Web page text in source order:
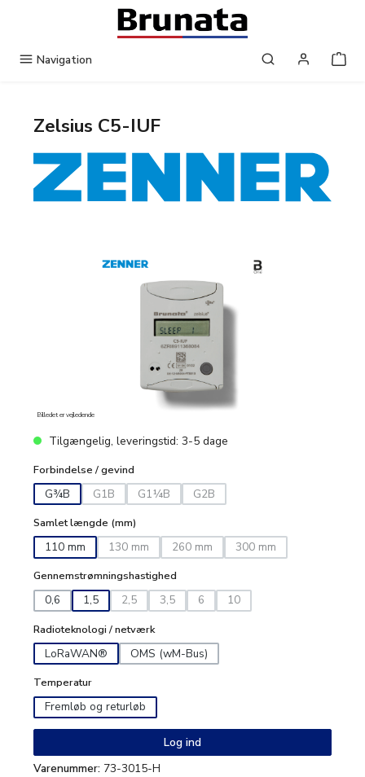
Navigation
Zelsius C5-IUF
Billedet er vejledende
Tilgængelig, leveringstid: 3-5 dage
Forbindelse / gevind
G¾B G1B(Denne mulighed er i øjeblikket ikke tilgængelig.)
G1¼B(Denne mulighed er i øjeblikket ikke
G2B(Denne mulighed er i øjeblikket
Samlet længde (mm)
110 mm 130 mm(Denne mulighed er i øjeblikket ikke tilgængelig.)
260 mm(Denne mulighed er i øjeblikket ikke
300 mm(Denne mulighed er i
Gennemstrømningshastighed
0,6 1,5 2,5(Denne mulighed er i øjeblikket ikke tilgængelig.)
3,5(Denne mulighed er i øjeblikket ikke
6(Denne mulighed er i øjeblikket
10(Denne mulighed er i
Radioteknologi / netværk
LoRaWAN® OMS (wM-Bus)
Temperatur
Fremløb og returløb
Log ind
Varenummer: 73-3015-H